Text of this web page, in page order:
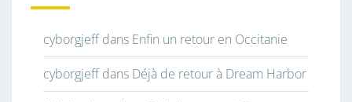
cyborgjeffdans Enfin un retour en Occitanie
cyborgjeffdans Déjà de retour à Dream Harbor